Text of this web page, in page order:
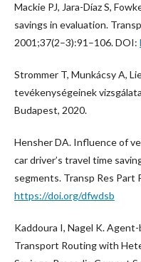
Mackie PJ, Jara-Díaz S,
savings in evaluation.
2001;37(2–3):91–106. DOI:
Strommer T, Munkácsy A,
tevékenységeinek
Budapest, 2020.
Hensher DA. Influence of
car driver’s travel time
segments. Transp Res Part
https://doi.org/dfwdsb
Kaddoura I, Nagel K.
Transport Routing with